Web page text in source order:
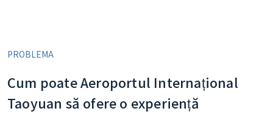
PROBLEMA
Cum poate Aeroportul Internațional
Taoyuan să ofere o experiență